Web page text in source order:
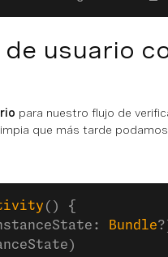
usuario
para nuestro flujo de
que más tarde
() {
Bundle